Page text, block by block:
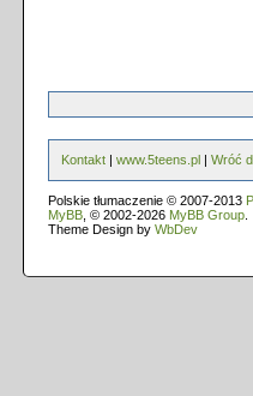
Kontakt | www.5teens.pl | Wróć
Polskie tłumaczenie © 2007-2013
MyBB , © 2002-2026 MyBB Group
Theme Design by WbDev